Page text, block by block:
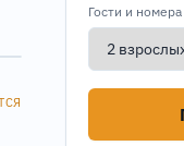
Гости и номера